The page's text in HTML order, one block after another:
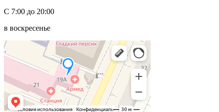
С 7:00 до 20:00
в воскресенье